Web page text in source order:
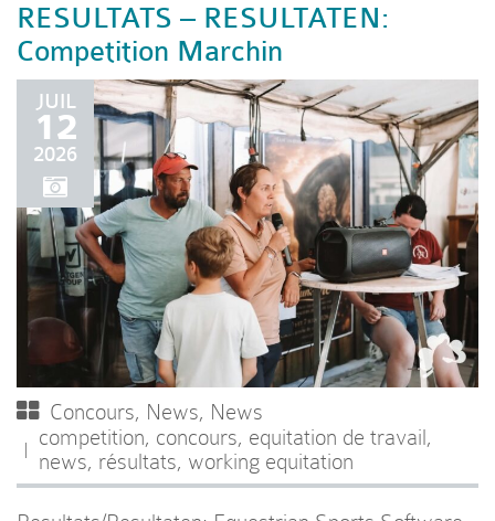
RESULTATS – RESULTATEN:
Competition Marchin
JUIL
12
2026
Concours, News, News
competition, concours, equitation de travail,
news, résultats, working equitation